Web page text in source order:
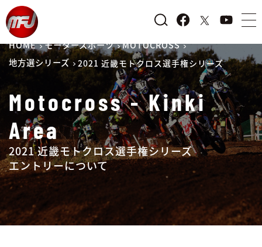
HOME モータースポーツ
MOTOCROSS
地方選シリーズ
2021 近畿モトクロス選手権シリーズ
Motocross - Kinki
Area
2021 近畿モトクロス選手権シリーズ
エントリーについて